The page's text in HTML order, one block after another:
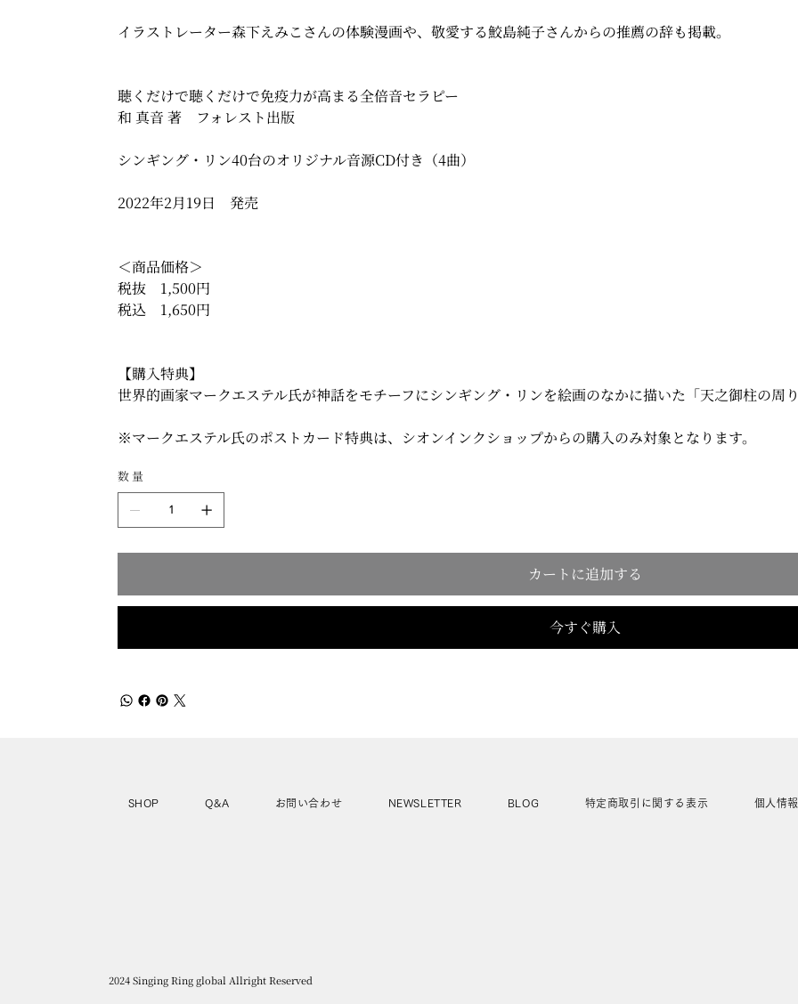
イラストレーター森下えみこさんの体験漫画や、敬愛する鮫島純子さんからの推薦の辞も掲載。
聴くだけで聴くだけで免疫力が高まる全倍音セラピー
和 真音 著 フォレスト出版
シンギング・リン40台のオリジナル音源CD付き（4曲）
2022年2月19日 発売
＜商品価格＞
税抜 1,500円
税込 1,650円
【購入特典】
世界的画家マークエステル氏が神話をモチーフにシンギング・リンを絵画のなかに描いた「天之御柱の周
※マークエステル氏のポストカード特典は、シオンインクショップからの購入のみ対象となります。
数量
カートに追加する
今すぐ購入
SHOP Q&A お問い合わせ NEWSLETTER BLOG 特定商取引に関する表示 個人情
2024 Singing Ring global Allright Reserved